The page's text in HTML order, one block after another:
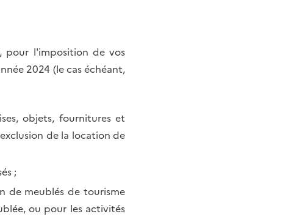
pour l'imposition de vos
2024 (le cas échéant,
objets, fournitures et
de la location de
;
de meublés de tourisme
ou pour les activités